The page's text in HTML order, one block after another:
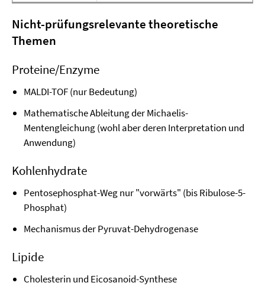
Nicht-prüfungsrelevante theoretische
Themen
Proteine/Enzyme
MALDI-TOF (nur Bedeutung)
Mathematische Ableitung der Michaelis-
Mentengleichung (wohl aber deren Interpretation und
Anwendung)
Kohlenhydrate
Pentosephosphat-Weg nur "vorwärts" (bis Ribulose-5-
Phosphat)
Mechanismus der Pyruvat-Dehydrogenase
Lipide
Cholesterin und Eicosanoid-Synthese